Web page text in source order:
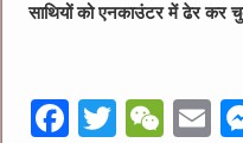
साथियों को एनकाउंटर में ढेर कर
F
T
W E